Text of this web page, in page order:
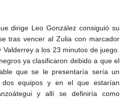
dirige Leo González consiguió su
tras vencer al Zulia con marcador
a los 23 minutos de juego.
ya clasificaron debido a que el
que se le presentaría sería un
equipos y en el que estarían
y allí se definiría como